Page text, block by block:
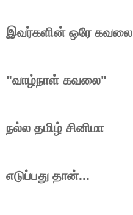
இவர்களின் ஒரே கவலை
"வாழ்நாள் கவலை"
நல்ல தமிழ் சினிமா
எடுப்பது தான்...